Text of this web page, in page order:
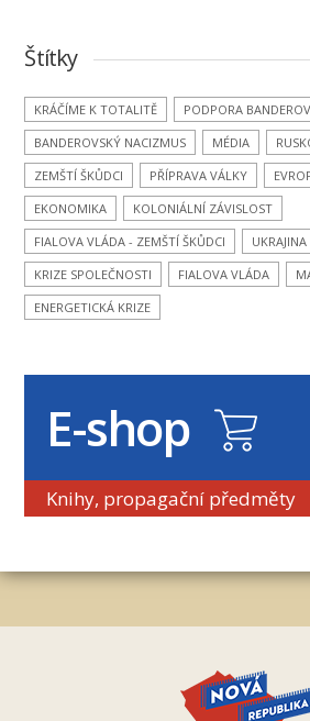
Štítky
KRÁČÍME K TOTALITĚ
PODPORA
BANDEROVSKÝ NACIZMUS
MÉDIA
ZEMŠTÍ ŠKŮDCI
PŘÍPRAVA VÁLKY
EKONOMIKA
KOLONIÁLNÍ ZÁVISLOST
FIALOVA VLÁDA - ZEMŠTÍ ŠKŮDCI
UKRAJINA
KRIZE SPOLEČNOSTI
FIALOVA VLÁDA
ENERGETICKÁ KRIZE
E-shop
Knihy, propagační předměty